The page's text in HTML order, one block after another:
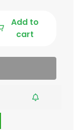
Add to
cart